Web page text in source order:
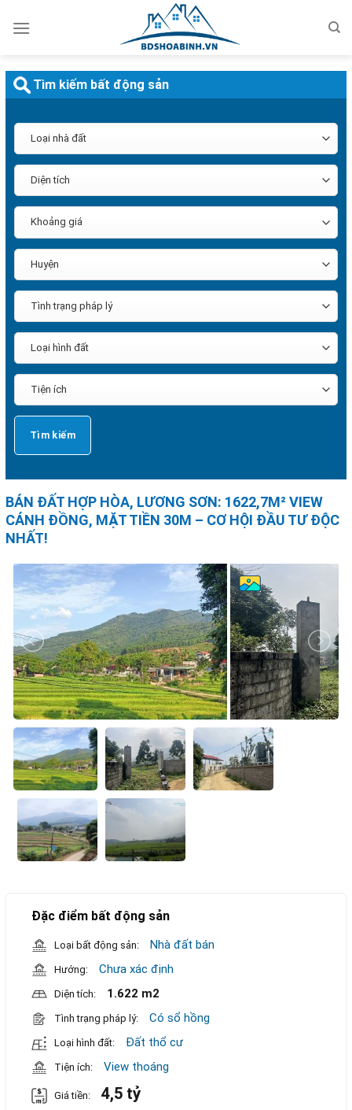
qua
dung
BÁN ĐẤT HỢP HÒA, LƯƠNG SƠN: 1622,7M² VIEW
CÁNH ĐỒNG, MẶT TIỀN 30M – CƠ HỘI ĐẦU TƯ ĐỘC
NHẤT!
Đặc điểm bất động sản
Loại bất động sản: Nhà đất bán
Hướng: Chưa xác định
Diện tích: 1.622 m2
Tình trạng pháp lý: Có sổ hồng
Loại hình đất: Đất thổ cư
Tiện ích: View thoáng
Giá tiền: 4,5 tỷ
Tìm kiếm bất động sản